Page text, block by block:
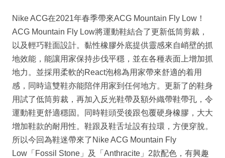
Nike ACG在2021年春季帶來ACG Mountain Fly Low！
ACG Mountain Fly Low將運動鞋結合了更新低筒剪裁，
以及輕巧鞋面設計。黏性橡膠外底提供靈感來自峭壁的抓
地效能，能讓用家保持步伐平穩，並在各種表面上增加抓
地力。並採用柔軟的React泡棉為用家帶來舒適的着用
感，同時這雙鞋亦能陪伴用家到任何地方。更新了的鞋身
用試了低筒剪裁，再加入反光鞋帶及額外織帶鞋帶孔，令
運動鞋更舒適穩固。同時鞋頭受後跟包覆硬身橡膠，大大
增加鞋款的耐用性。鞋跟及鞋舌址設有拉環，方便穿脫。
所以今回為鞋迷帶來了Nike ACG Mountain Fly
Low「Fossil Stone」及「Anthracite」2款配色，有興趣